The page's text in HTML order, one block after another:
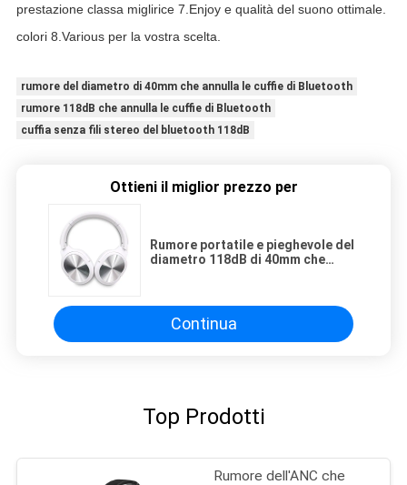
prestazione classa miglirice 7.Enjoy e qualità del suono ottimale.
colori 8.Various per la vostra scelta.
rumore del diametro di 40mm che annulla le cuffie di Bluetooth
rumore 118dB che annulla le cuffie di Bluetooth
cuffia senza fili stereo del bluetooth 118dB
Ottieni il miglior prezzo per
Rumore portatile e pieghevole del
diametro 118dB di 40mm che
Continua
Top Prodotti
Rumore dell'ANC che